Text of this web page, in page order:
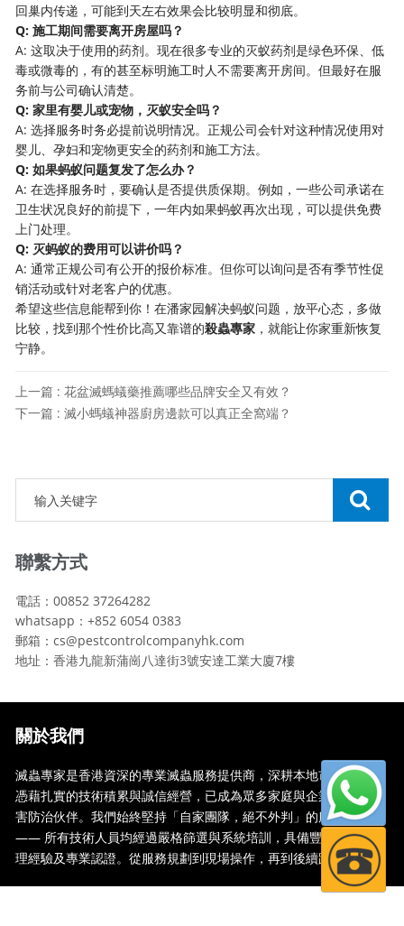
回巢内传递，可能到天左右效果会比较明显和彻底。
​Q: 施工期间需要离开房屋吗？​
A: 这取决于使用的药剂。现在很多专业的灭蚁药剂是绿色环保、低
毒或微毒的，有的甚至标明施工时人不需要离开房间。但最好在服
务前与公司确认清楚。
​Q: 家里有婴儿或宠物，灭蚁安全吗？​
A: 选择服务时务必提前说明情况。正规公司会针对这种情况使用对
婴儿、孕妇和宠物更安全的药剂和施工方法。
​Q: 如果蚂蚁问题复发了怎么办？​
A: 在选择服务时，要确认是否提供质保期。例如，一些公司承诺在
卫生状况良好的前提下，一年内如果蚂蚁再次出现，可以提供免费
上门处理。
​Q: 灭蚂蚁的费用可以讲价吗？​
A: 通常正规公司有公开的报价标准。但你可以询问是否有季节性促
销活动或针对老客户的优惠。
希望这些信息能帮到你！在潘家园解决蚂蚁问题，放平心态，多做
比较，找到那个性价比高又靠谱的​​殺蟲專家​ ​，就能让你家重新恢复
宁静。
上一篇 : 花盆滅螞蟻藥推薦哪些品牌安全又有效？
下一篇 : 滅小螞蟻神器廚房邊款可以真正全窩端？
聯繫方式
電話：00852 37264282
whatsapp：+852 6054 0383
郵箱：cs@pestcontrolcompanyhk.com
地址：香港九龍新蒲崗八達街3號安達工業大廈7樓
關於我們
滅蟲專家是香港資深的專業滅蟲服務提供商，深耕本地市場多年，
憑藉扎實的技術積累與誠信經營，已成為眾多家庭與企業信賴的蟲
害防治伙伴。我們始終堅持「自家團隊，絕不外判」的服務承諾
—— 所有技術人員均經過嚴格篩選與系統培訓，具備豐富的現場處
理經驗及專業認證。從服務規劃到現場操作，再到後續跟蹤，全...